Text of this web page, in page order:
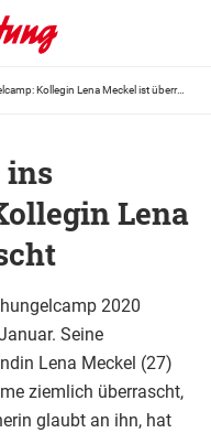
Raul Richter zieht ins Dschungelcamp: Kollegin Lena Meckel ist überrascht
ins
Lena
2020
Seine
Lena Meckel (27)
ziemlich überrascht,
glaubt an ihn, hat